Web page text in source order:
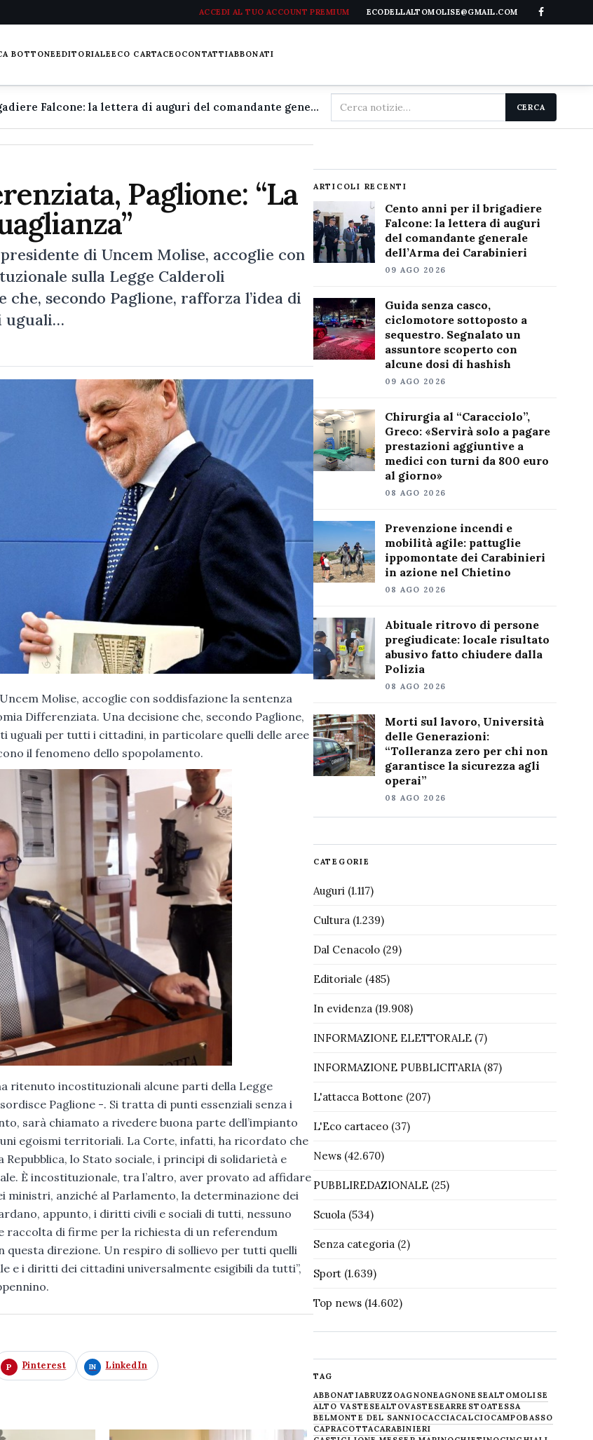
ACCEDI AL TUO ACCOUNT PREMIUM ECODELLALTOMOLISE@GMAIL.COM
BOTTONEEDITORIALEECO CARTACEOCONTATTIABBONATI
Cento anni per il brigadiere Falcone: la lettera di auguri del comandante generale dell'Arma dei Carabinieri
Cerca
nel
CERCA
Paglione: “La
di Uncem Molise, accoglie con
sulla Legge Calderoli
secondo Paglione, rafforza l’idea di
uguali…
Molise, accoglie con soddisfazione la sentenza
Differenziata. Una decisione che, secondo Paglione,
uguali per tutti i cittadini, in particolare quelli delle aree
il fenomeno dello spopolamento.
ritenuto incostituzionali alcune parti della Legge
Paglione -. Si tratta di punti essenziali senza i
sarà chiamato a rivedere buona parte dell’impianto
egoismi territoriali. La Corte, infatti, ha ricordato che
lo Stato sociale, i principi di solidarietà e
È incostituzionale, tra l’altro, aver provato ad affidare
ministri, anziché al Parlamento, la determinazione dei
appunto, i diritti civili e sociali di tutti, nessuno
raccolta di firme per la richiesta di un referendum
questa direzione. Un respiro di sollievo per tutti quelli
e i diritti dei cittadini universalmente esigibili da tutti”,
Pinterest LinkedIn
ARTICOLI RECENTI
Cento anni per il brigadiere
Falcone: la lettera di auguri
del comandante generale
dell’Arma dei Carabinieri
09 AGO 2026
Guida senza casco,
ciclomotore sottoposto a
sequestro. Segnalato un
assuntore scoperto con
alcune dosi di hashish
09 AGO 2026
Chirurgia al “Caracciolo”,
Greco: «Servirà solo a pagare
prestazioni aggiuntive a
medici con turni da 800 euro
al giorno»
08 AGO 2026
Prevenzione incendi e
mobilità agile: pattuglie
ippomontate dei Carabinieri
in azione nel Chietino
08 AGO 2026
Abituale ritrovo di persone
pregiudicate: locale risultato
abusivo fatto chiudere dalla
Polizia
08 AGO 2026
Morti sul lavoro, Università
delle Generazioni:
“Tolleranza zero per chi non
garantisce la sicurezza agli
operai”
08 AGO 2026
CATEGORIE
Auguri(1.117)
Cultura(1.239)
Dal Cenacolo(29)
Editoriale (485)
In evidenza(19.908)
INFORMAZIONE ELETTORALE(7)
INFORMAZIONE PUBBLICITARIA(87)
L'attacca Bottone (207)
L'Eco cartaceo(37)
News(42.670)
PUBBLIREDAZIONALE(25)
Scuola(534)
Senza categoria(2)
Sport(1.639)
Top news(14.602)
TAG
ABBONATIABRUZZOAGNONEAGNONESEALTOMOLISE
ALTO VASTESEALTOVASTESEARRESTOATESSA
BELMONTE DEL SANNIOCACCIACALCIOCAMPOBASSO
CAPRACOTTACARABINIERI